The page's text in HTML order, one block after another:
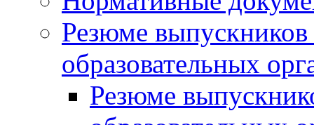
Резюме
образовательных
Резюме